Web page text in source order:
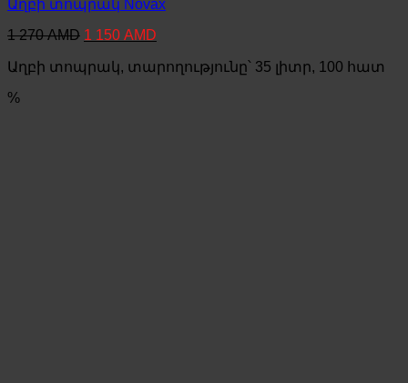
Աղբի տոպրակ Novax
1 270AMD Original
was:
1 150 AMD
is:
Աղբի տոպրակ, տարողությունը՝ 35 լիտր, 100 հատ
%